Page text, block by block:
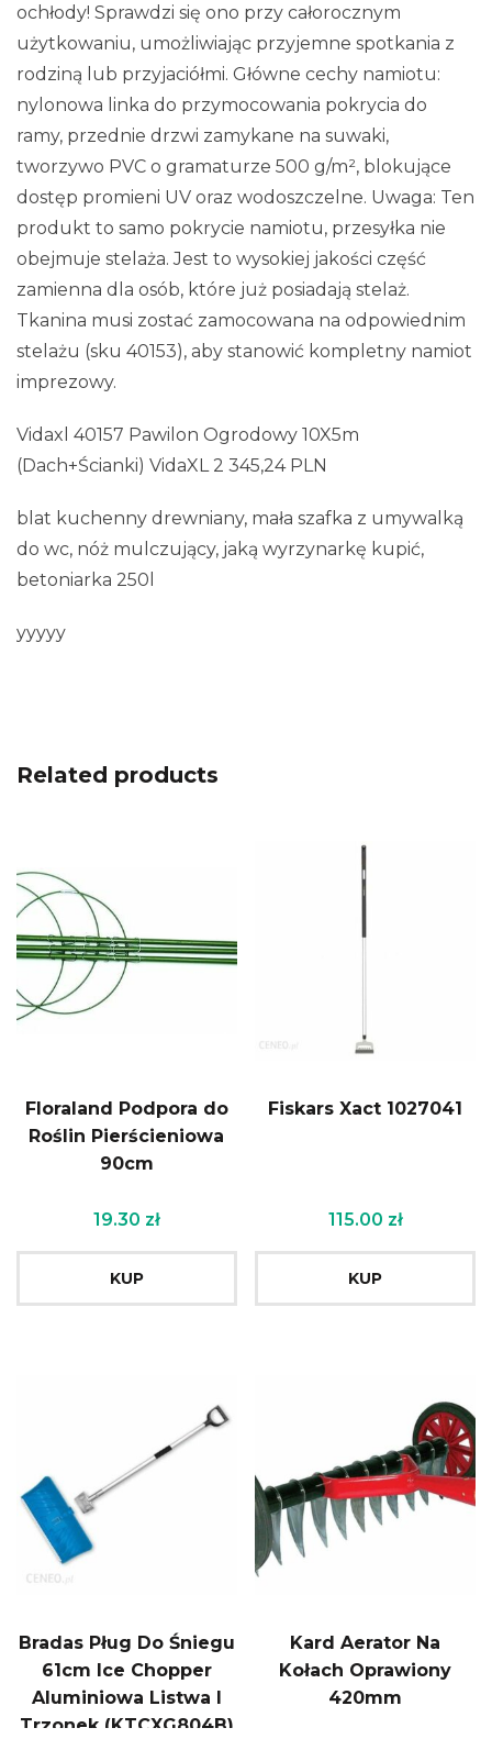
ochłody! Sprawdzi się ono przy całorocznym
użytkowaniu, umożliwiając przyjemne spotkania z
rodziną lub przyjaciółmi. Główne cechy namiotu:
nylonowa linka do przymocowania pokrycia do
ramy, przednie drzwi zamykane na suwaki,
tworzywo PVC o gramaturze 500 g/m², blokujące
dostęp promieni UV oraz wodoszczelne. Uwaga: Ten
produkt to samo pokrycie namiotu, przesyłka nie
obejmuje stelaża. Jest to wysokiej jakości część
zamienna dla osób, które już posiadają stelaż.
Tkanina musi zostać zamocowana na odpowiednim
stelażu (sku 40153), aby stanowić kompletny namiot
imprezowy.
Vidaxl 40157 Pawilon Ogrodowy 10X5m
(Dach+Ścianki) VidaXL 2 345,24 PLN
blat kuchenny drewniany, mała szafka z umywalką
do wc, nóż mulczujący, jaką wyrzynarkę kupić,
betoniarka 250l
yyyyy
Related products
Floraland Podpora do
Roślin Pierścieniowa
90cm
19.30 zł
KUP
Fiskars Xact 1027041
115.00 zł
KUP
Bradas Pług Do Śniegu
61cm Ice Chopper
Aluminiowa Listwa I
Trzonek (KTCXG804B)
Kard Aerator Na
Kołach Oprawiony
420mm